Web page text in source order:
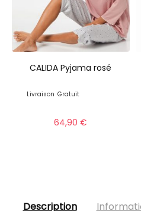
CALIDA Pyjama rosé
Livraison Gratuit
64,90€
Description